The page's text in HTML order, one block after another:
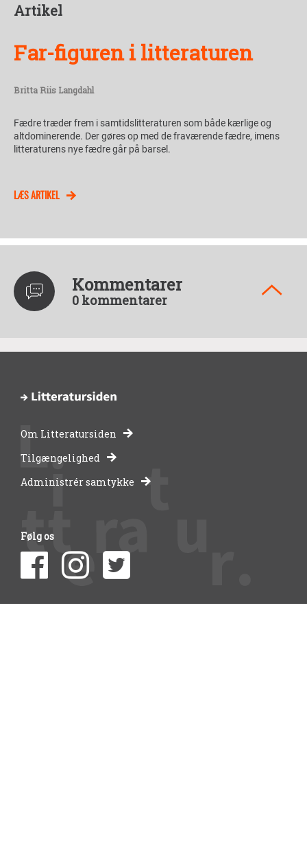
Artikel
Far-figuren i litteraturen
Britta Riis Langdahl
Fædre træder frem i samtidslitteraturen som både kærlige og
altdominerende. Der gøres op med de fraværende fædre, imens
litteraturens nye fædre går på barsel.
LÆS ARTIKEL
Kommentarer
0 kommentarer
-
bibliotekernes
side
om
litteratur
Om Litteratursiden
Tilgængelighed
Administrér samtykke
Følg os